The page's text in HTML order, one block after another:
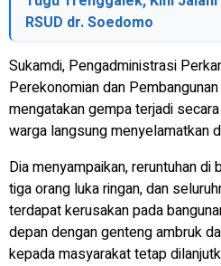
RSUD dr. Soedomo
Sukamdi, Pengadministrasi
Perekonomian dan
mengatakan gempa terjadi
warga langsung menyelamatkan
Dia menyampaikan, reruntuhan
tiga orang luka ringan, dan
terdapat kerusakan pada
depan dengan genteng ambruk
kepada masyarakat tetap